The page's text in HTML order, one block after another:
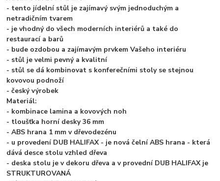
- tento jídelní stůl je zajímavý svým jednoduchým a
netradičním tvarem
- je vhodný do všech moderních interiérů a také do
restaurací a barů
- bude ozdobou a zajímavým prvkem Vašeho interiéru
- stůl je velmi pevný a kvalitní
- stůl se dá kombinovat s konferečními stoly se stejnou
kovovou podnoží
- český výrobek
Materiál:
- kombinace lamina a kovových noh
- tloušťka horní desky 36 mm
- ABS hrana 1 mm v dřevodezénu
- u provedení DUB HALIFAX - je nová čelní ABS hrana - která
dává desce stolu vzhled dřeva
- deska stolu je v dekoru dřeva a v provední DUB HALIFAX je
STRUKTUROVANÁ